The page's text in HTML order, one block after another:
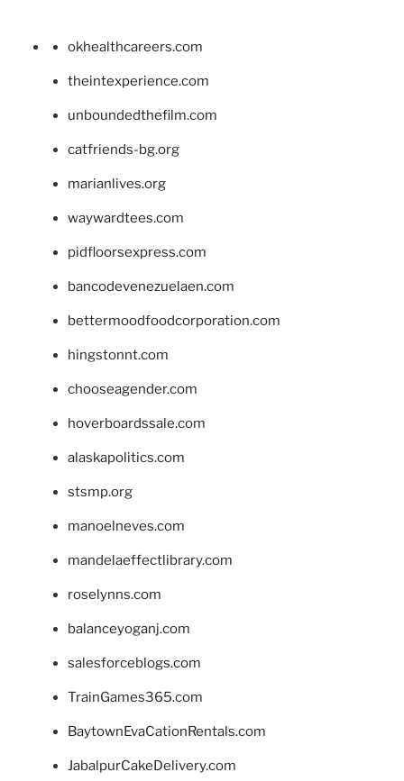
okhealthcareers.com
theintexperience.com
unboundedthefilm.com
catfriends-bg.org
marianlives.org
waywardtees.com
pidfloorsexpress.com
bancodevenezuelaen.com
bettermoodfoodcorporation.com
hingstonnt.com
chooseagender.com
hoverboardssale.com
alaskapolitics.com
stsmp.org
manoelneves.com
mandelaeffectlibrary.com
roselynns.com
balanceyoganj.com
salesforceblogs.com
TrainGames365.com
BaytownEvaCationRentals.com
JabalpurCakeDelivery.com